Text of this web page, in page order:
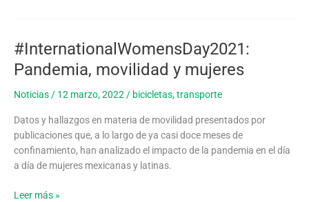
#InternationalWomensDay2021:
Pandemia, movilidad y mujeres
Noticias / 12 marzo, 2022 / bicicletas,transporte
Datos y hallazgos en materia de movilidad presentados por
publicaciones que, a lo largo de ya casi doce meses de
confinamiento, han analizado el impacto de la pandemia en el día
a día de mujeres mexicanas y latinas.
#InternationalWomensDay2021:
Pandemia,
movilidad
y
Leer más »